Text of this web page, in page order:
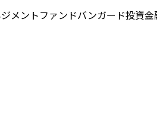
メントファンドバンガード投資金